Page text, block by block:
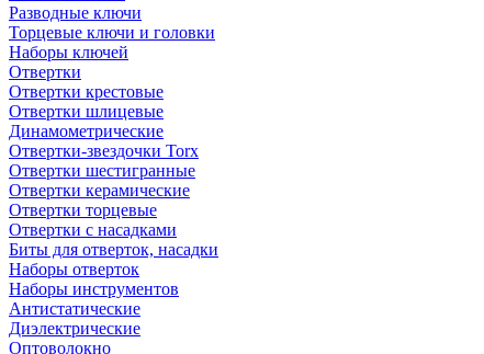
Разводные ключи
Торцевые ключи и головки
Наборы ключей
Отвертки
Отвертки крестовые
Отвертки шлицевые
Динамометрические
Отвертки-звездочки Torx
Отвертки шестигранные
Отвертки керамические
Отвертки торцевые
Отвертки с насадками
Биты для отверток, насадки
Наборы отверток
Наборы инструментов
Антистатические
Диэлектрические
Оптоволокно